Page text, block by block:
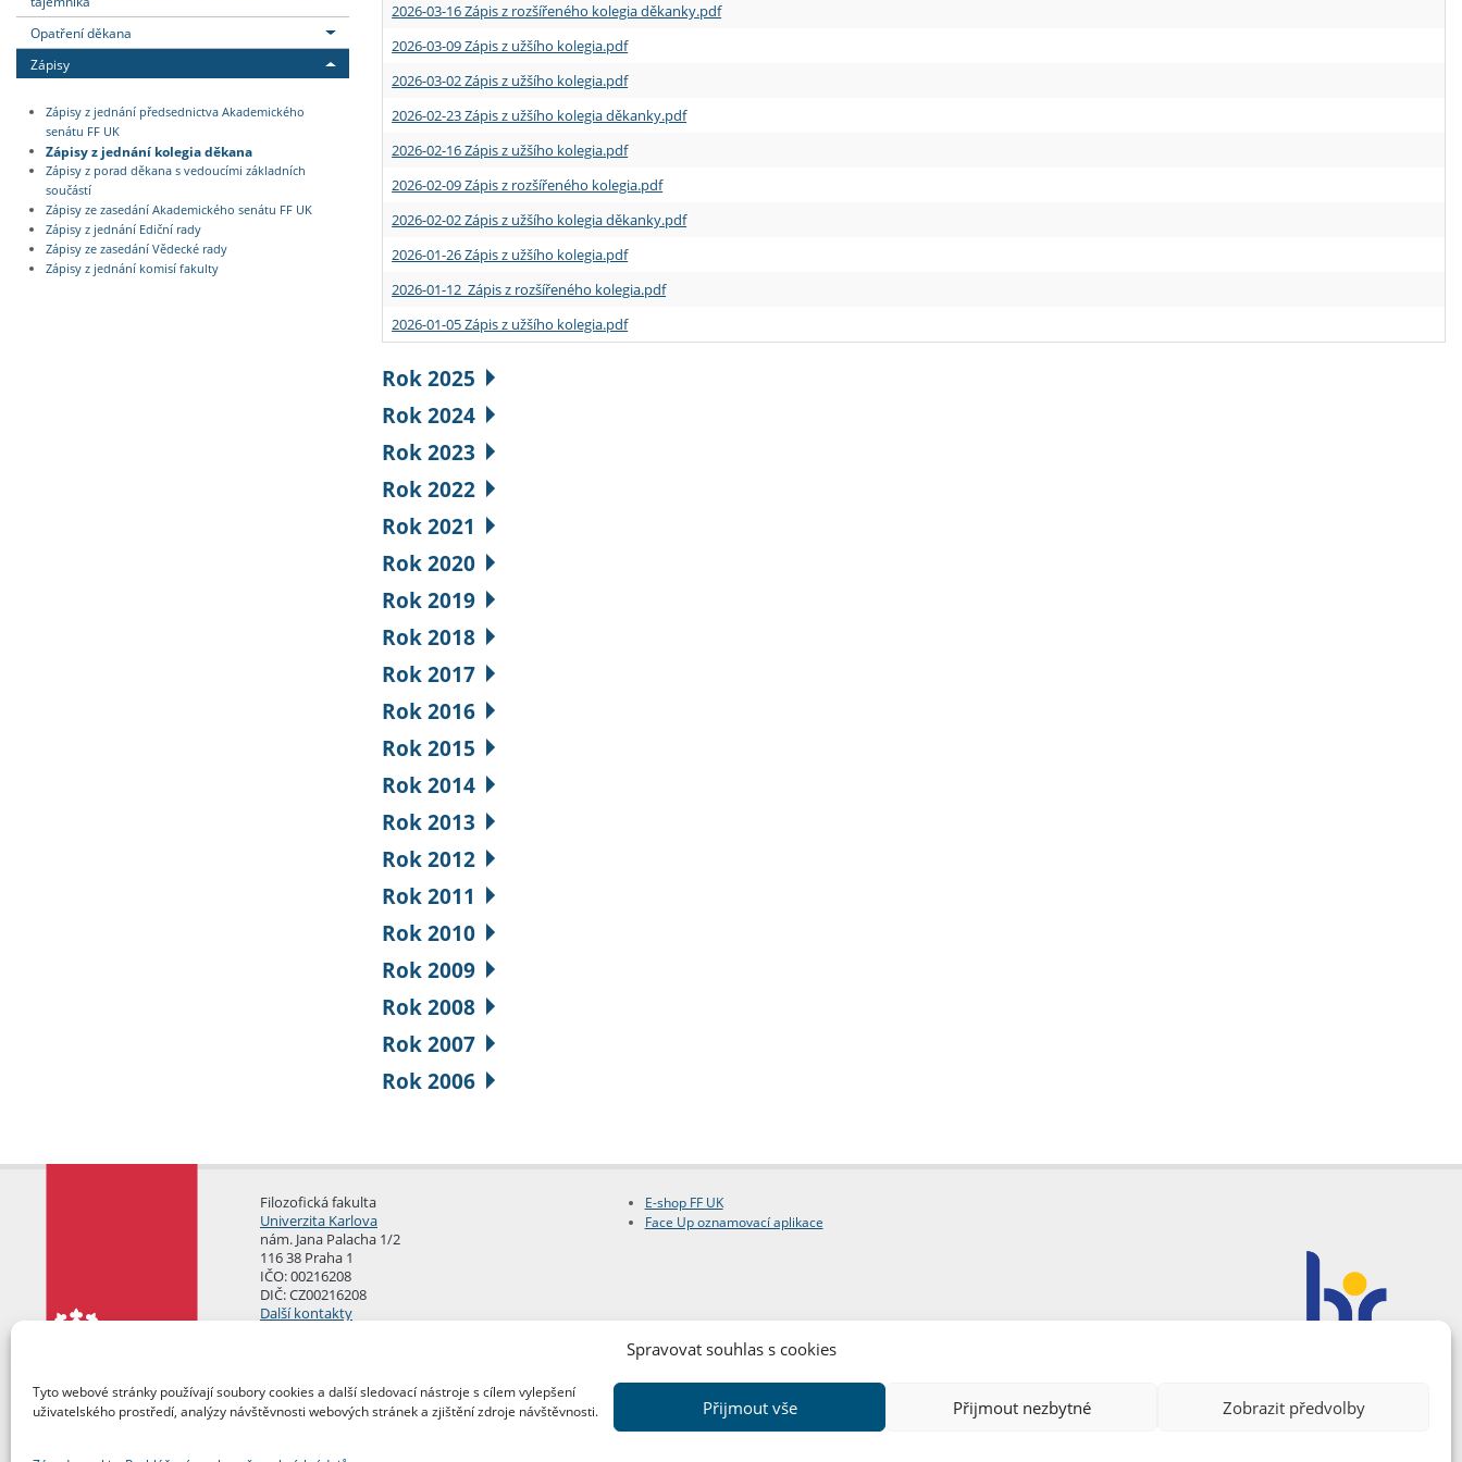
Spravovat souhlas s cookies
Tyto webové stránky používají soubory cookies a další sledovací nástroje s cílem vylepšení
uživatelského prostředí, analýzy návštěvnosti webových stránek a zjištění zdroje návštěvnosti.
Přijmout vše Přijmout nezbytné Zobrazit předvolby
Opatření děkana
Zápisy
Zápisy z jednání předsednictva Akademického
senátu FF UK
Zápisy z jednání kolegia děkana
Zápisy z porad děkana s vedoucími základních
součástí
Zápisy ze zasedání Akademického senátu FF UK
Zápisy z jednání Ediční rady
Zápisy ze zasedání Vědecké rady
Zápisy z jednání komisí fakulty
2026-03-16 Zápis z rozšířeného kolegia děkanky.pdf
2026-03-09 Zápis z užšího kolegia.pdf
2026-03-02 Zápis z užšího kolegia.pdf
2026-02-23 Zápis z užšího kolegia děkanky.pdf
2026-02-16 Zápis z užšího kolegia.pdf
2026-02-09 Zápis z rozšířeného kolegia.pdf
2026-02-02 Zápis z užšího kolegia děkanky.pdf
2026-01-26 Zápis z užšího kolegia.pdf
2026-01-12 Zápis z rozšířeného kolegia.pdf
2026-01-05 Zápis z užšího kolegia.pdf
Rok 2025
Rok 2024
Rok 2023
Rok 2022
Rok 2021
Rok 2020
Rok 2019
Rok 2018
Rok 2017
Rok 2016
Rok 2015
Rok 2014
Rok 2013
Rok 2012
Rok 2011
Rok 2010
Rok 2009
Rok 2008
Rok 2007
Rok 2006
Filozofická fakulta
Univerzita Karlova
nám. Jana Palacha 1/2
116 38 Praha 1
IČO: 00216208
DIČ: CZ00216208
Další kontakty
E-shop FF UK
Face Up oznamovací aplikace